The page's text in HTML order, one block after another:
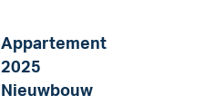
Appartement
2025
Nieuwbouw